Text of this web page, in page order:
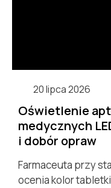
20 lipca 2026
Oświetlenie
medycznych
i dobór opraw
Farmaceuta przy
ocenia kolor